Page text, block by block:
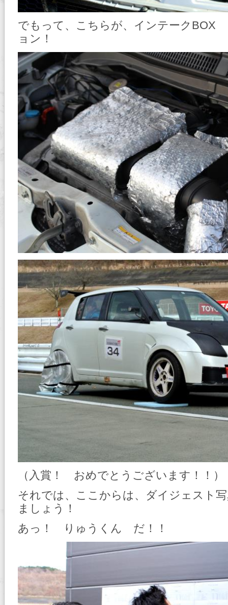
でもって、こちらが、インテーク
ョン！
（入賞！ おめでとうございます！！）
それでは、ここからは、ダイジェスト
ましょう！
あっ！ りゅうくん だ！！